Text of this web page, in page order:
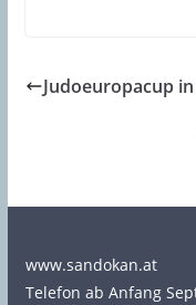
Judoeuropacup
www.sandokan.at
Telefon ab Anfang